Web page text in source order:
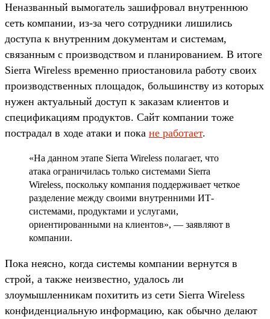
Неназванный вымогатель зашифровал внутреннюю
сеть компании, из-за чего сотрудники лишились
доступа к внутренним документам и системам,
связанным с производством и планированием. В итоге
Sierra Wireless временно приостановила работу своих
производственных площадок, большинству из которых
нужен актуальный доступ к заказам клиентов и
спецификациям продуктов. Сайт компании тоже
пострадал в ходе атаки и пока не работает.
«На данном этапе Sierra Wireless полагает, что
атака ограничилась только системами Sierra
Wireless, поскольку компания поддерживает четкое
разделение между своими внутренними ИТ-
системами, продуктами и услугами,
ориентированными на клиентов», — заявляют в
компании.
Пока неясно, когда системы компании вернутся в
строй, а также неизвестно, удалось ли
злоумышленникам похитить из сети Sierra Wireless
конфиденциальную информацию, как обычно делают